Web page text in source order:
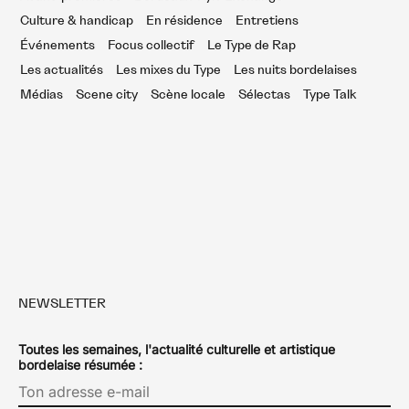
Culture & handicap
En résidence
Entretiens
Événements
Focus collectif
Le Type de Rap
Les actualités
Les mixes du Type
Les nuits bordelaises
Médias
Scene city Scène locale Sélectas Type Talk
NEWSLETTER
Toutes les semaines, l'actualité culturelle et artistique
bordelaise résumée :